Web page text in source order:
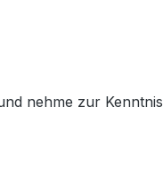
nehme zur